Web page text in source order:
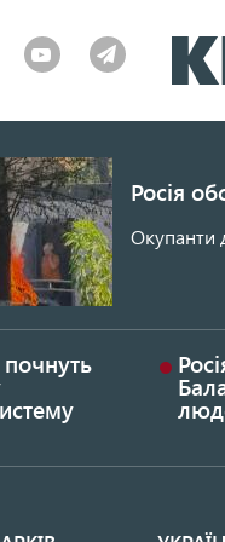
Росія
Окупанти